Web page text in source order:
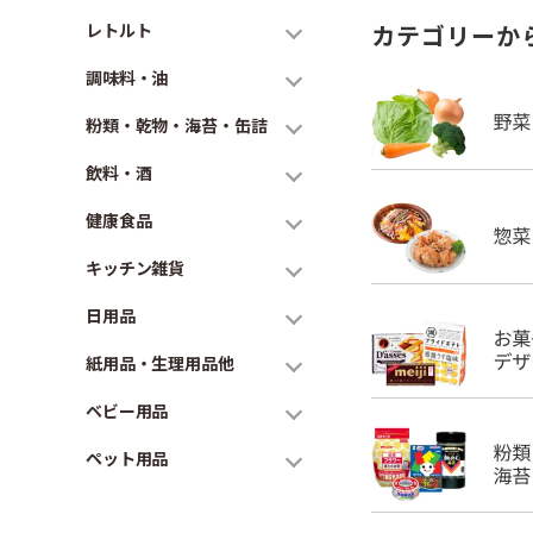
レトルト
調味料・油
粉類・乾物・海苔・缶詰
飲料・酒
健康食品
キッチン雑貨
日用品
紙用品・生理用品他
ベビー用品
ペット用品
カテゴリーか